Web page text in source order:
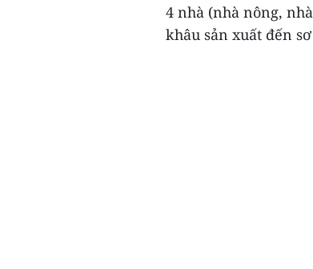
4 nhà (nhà nông,
khâu sản xuất đến